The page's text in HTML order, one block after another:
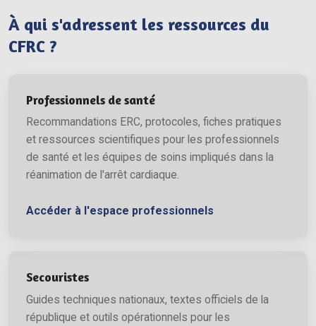
À qui s'adressent les ressources du
CFRC ?
Professionnels de santé
Recommandations ERC, protocoles, fiches pratiques
et ressources scientifiques pour les professionnels
de santé et les équipes de soins impliqués dans la
réanimation de l'arrêt cardiaque.
Accéder à l'espace professionnels
Secouristes
Guides techniques nationaux, textes officiels de la
république et outils opérationnels pour les